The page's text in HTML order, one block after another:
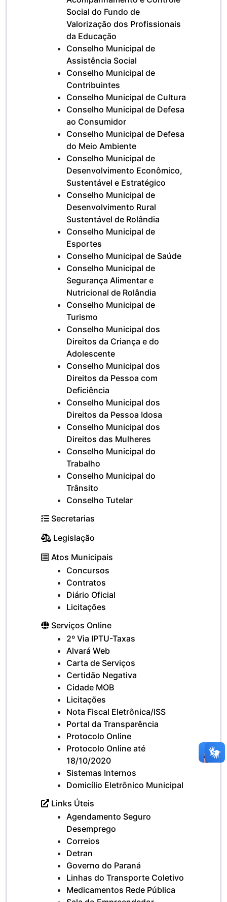
Social do Fundo de
Valorização dos Profissionais
da Educação
Conselho Municipal de
Assistência Social
Conselho Municipal de
Contribuintes
Conselho Municipal de Cultura
Conselho Municipal de Defesa
ao Consumidor
Conselho Municipal de Defesa
do Meio Ambiente
Conselho Municipal de
Desenvolvimento Econômico,
Sustentável e Estratégico
Conselho Municipal de
Desenvolvimento Rural
Sustentável de Rolândia
Conselho Municipal de
Esportes
Conselho Municipal de Saúde
Conselho Municipal de
Segurança Alimentar e
Nutricional de Rolândia
Conselho Municipal de
Turismo
Conselho Municipal dos
Direitos da Criança e do
Adolescente
Conselho Municipal dos
Direitos da Pessoa com
Deficiência
Conselho Municipal dos
Direitos da Pessoa Idosa
Conselho Municipal dos
Direitos das Mulheres
Conselho Municipal do
Trabalho
Conselho Municipal do
Trânsito
Conselho Tutelar
Secretarias
Legislação
Atos Municipais
Concursos
Contratos
Diário Oficial
Licitações
Serviços Online
2º Via IPTU-Taxas
Alvará Web
Carta de Serviços
Certidão Negativa
Cidade MOB
Licitações
Nota Fiscal Eletrônica/ISS
Portal da Transparência
Protocolo Online
Protocolo Online até
18/10/2020
Sistemas Internos
Domicílio Eletrônico Municipal
Links Úteis
Agendamento Seguro
Desemprego
Correios
Detran
Governo do Paraná
Linhas do Transporte Coletivo
Medicamentos Rede Pública